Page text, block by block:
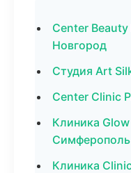
Center
Новгород
Студия Art
Center Clinic
Клиника
Симферополь
Клиника